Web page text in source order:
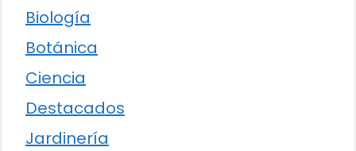
Biología
Botánica
Ciencia
Destacados
Jardinería